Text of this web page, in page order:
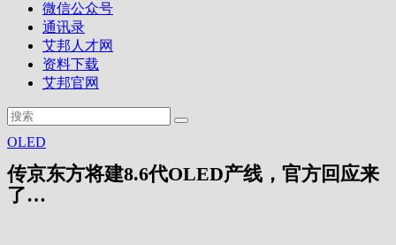
微信公众号
通讯录
艾邦人才网
资料下载
艾邦官网
OLED
传京东方将建8.6代OLED产线，官方回应来
了…